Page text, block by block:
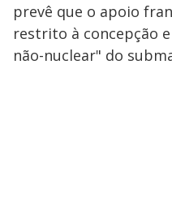
prevê que o apoio
restrito à concepção
não-nuclear" do